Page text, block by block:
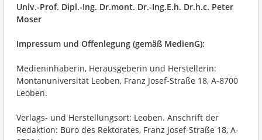
Univ.-Prof. Dipl.-Ing. Dr.mont. Dr.-Ing.E.h. Dr.h.c. Peter
Moser
Impressum und Offenlegung (gemäß MedienG):
Medieninhaberin, Herausgeberin und Herstellerin:
Montanuniversität Leoben, Franz Josef-Straße 18, A-8700
Leoben.
Verlags- und Herstellungsort: Leoben. Anschrift der
Redaktion: Büro des Rektorates, Franz Josef-Straße 18, A-